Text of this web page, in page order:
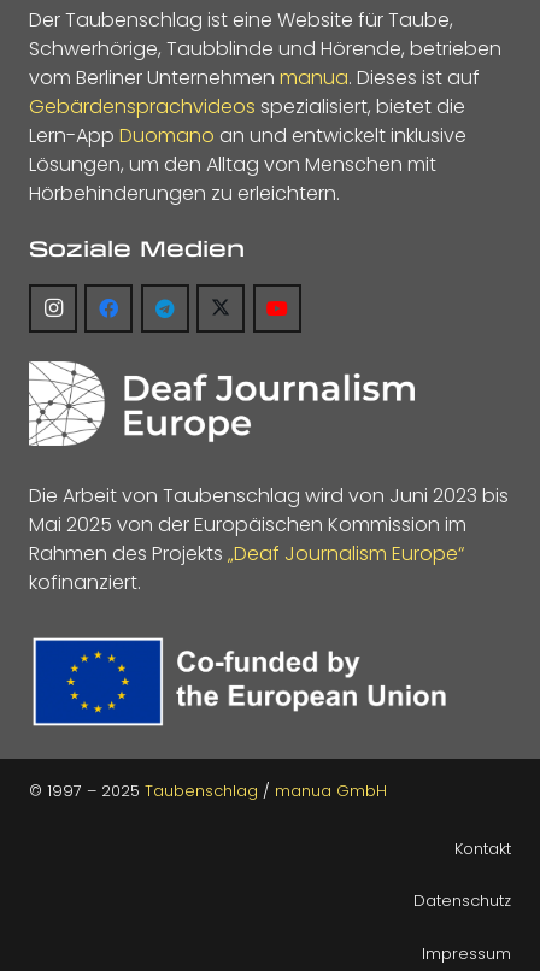
Der Taubenschlag ist eine Website für Taube,
Schwerhörige, Taubblinde und Hörende, betrieben
vom Berliner Unternehmen manua. Dieses ist auf
Gebärdensprachvideos spezialisiert, bietet die
Lern-App Duomano an und entwickelt inklusive
Lösungen, um den Alltag von Menschen mit
Hörbehinderungen zu erleichtern.
Soziale Medien
Die Arbeit von Taubenschlag wird von Juni 2023 bis
Mai 2025 von der Europäischen Kommission im
Rahmen des Projekts „Deaf Journalism Europe“
kofinanziert.
© 1997 – 2025 Taubenschlag / manua GmbH
Kontakt
Datenschutz
Impressum